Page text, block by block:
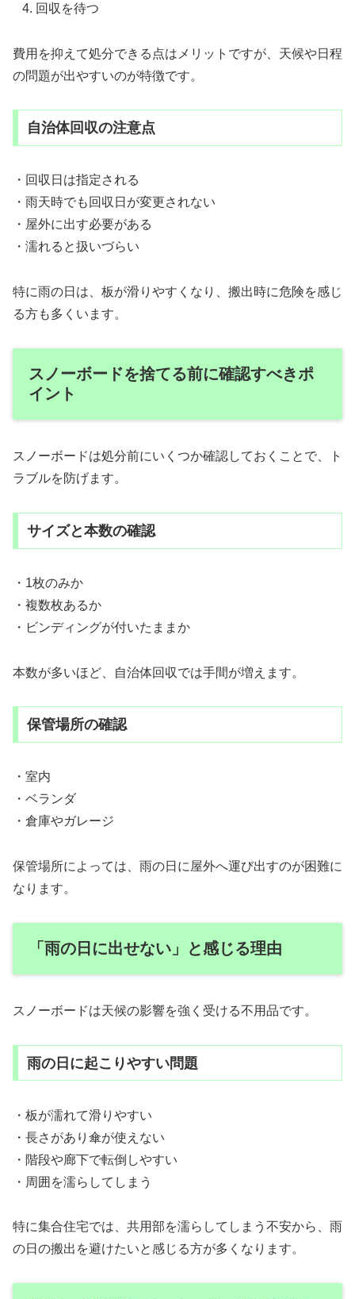
回収を待つ
費用を抑えて処分できる点はメリットですが、天候や日程
の問題が出やすいのが特徴です。
自治体回収の注意点
・回収日は指定される
・雨天時でも回収日が変更されない
・屋外に出す必要がある
・濡れると扱いづらい
特に雨の日は、板が滑りやすくなり、搬出時に危険を感じ
る方も多くいます。
スノーボードを捨てる前に確認すべきポ
イント
スノーボードは処分前にいくつか確認しておくことで、ト
ラブルを防げます。
サイズと本数の確認
・1枚のみか
・複数枚あるか
・ビンディングが付いたままか
本数が多いほど、自治体回収では手間が増えます。
保管場所の確認
・室内
・ベランダ
・倉庫やガレージ
保管場所によっては、雨の日に屋外へ運び出すのが困難に
なります。
「雨の日に出せない」と感じる理由
スノーボードは天候の影響を強く受ける不用品です。
雨の日に起こりやすい問題
・板が濡れて滑りやすい
・長さがあり傘が使えない
・階段や廊下で転倒しやすい
・周囲を濡らしてしまう
特に集合住宅では、共用部を濡らしてしまう不安から、雨
の日の搬出を避けたいと感じる方が多くなります。